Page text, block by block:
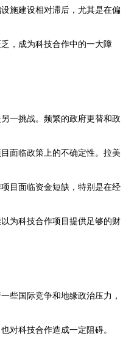
施建设相对滞后，尤其是在偏
，成为科技合作中的一大障
一挑战。频繁的政府更替和政
面临政策上的不确定性。拉美
目面临资金短缺，特别是在经
为科技合作项目提供足够的财
些国际竞争和地缘政治压力，
对科技合作造成一定阻碍。